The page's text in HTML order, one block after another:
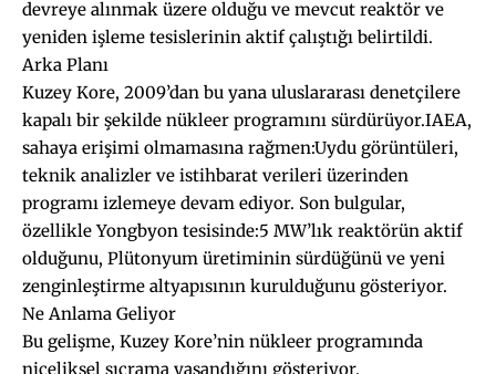
devreye alınmak üzere olduğu ve mevcut reaktör ve
yeniden işleme tesislerinin aktif çalıştığı belirtildi.
Arka Planı
Kuzey Kore, 2009’dan bu yana uluslararası denetçilere
kapalı bir şekilde nükleer programını sürdürüyor.IAEA,
sahaya erişimi olmamasına rağmen:Uydu görüntüleri,
teknik analizler ve istihbarat verileri üzerinden
programı izlemeye devam ediyor. Son bulgular,
özellikle Yongbyon tesisinde:5 MW’lık reaktörün aktif
olduğunu, Plütonyum üretiminin sürdüğünü ve yeni
zenginleştirme altyapısının kurulduğunu gösteriyor.
Ne Anlama Geliyor
Bu gelişme, Kuzey Kore’nin nükleer programında
niceliksel sıçrama yaşandığını gösteriyor.